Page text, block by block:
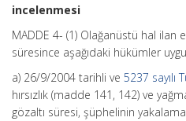
incelenmesi
MADDE 4- (1) Olağanüstü hal
süresince aşağıdaki hükümler
a) 26/9/2004 tarihli ve 5237 sayılı
hırsızlık (madde 141, 142) ve
gözaltı süresi, şüphelinin